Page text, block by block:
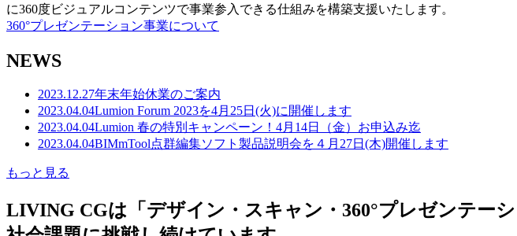
に360度ビジュアルコンテンツで事業参入できる仕組みを構築支援いたします。
360°プレゼンテーション事業について
NEWS
2023.12.27年末年始休業のご案内
2023.04.04Lumion Forum 2023を4月25日(火)に開催します
2023.04.04Lumion 春の特別キャンペーン！4月14日（金）お申込み迄
2023.04.04BIMmTool点群編集ソフト製品説明会を４月27日(木)開催します
もっと見る
LIVING CGは「デザイン・スキャン・360°プレゼンテー